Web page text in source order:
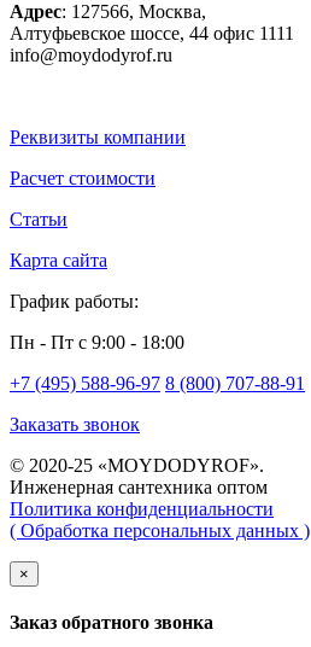
Адрес: 127566, Москва,
Алтуфьевское шоссе, 44 офис 1111
info@moydodyrof.ru
Реквизиты компании
Расчет стоимости
Статьи
Карта сайта
График работы:
Пн - Пт с 9:00 - 18:00
+7 (495) 588-96-97 8 (800) 707-88-91
Заказать звонок
© 2020-25 «MOYDODYROF».
Инженерная сантехника оптом
Политика конфиденциальности
( Обработка персональных данных )
×
Заказ обратного звонка